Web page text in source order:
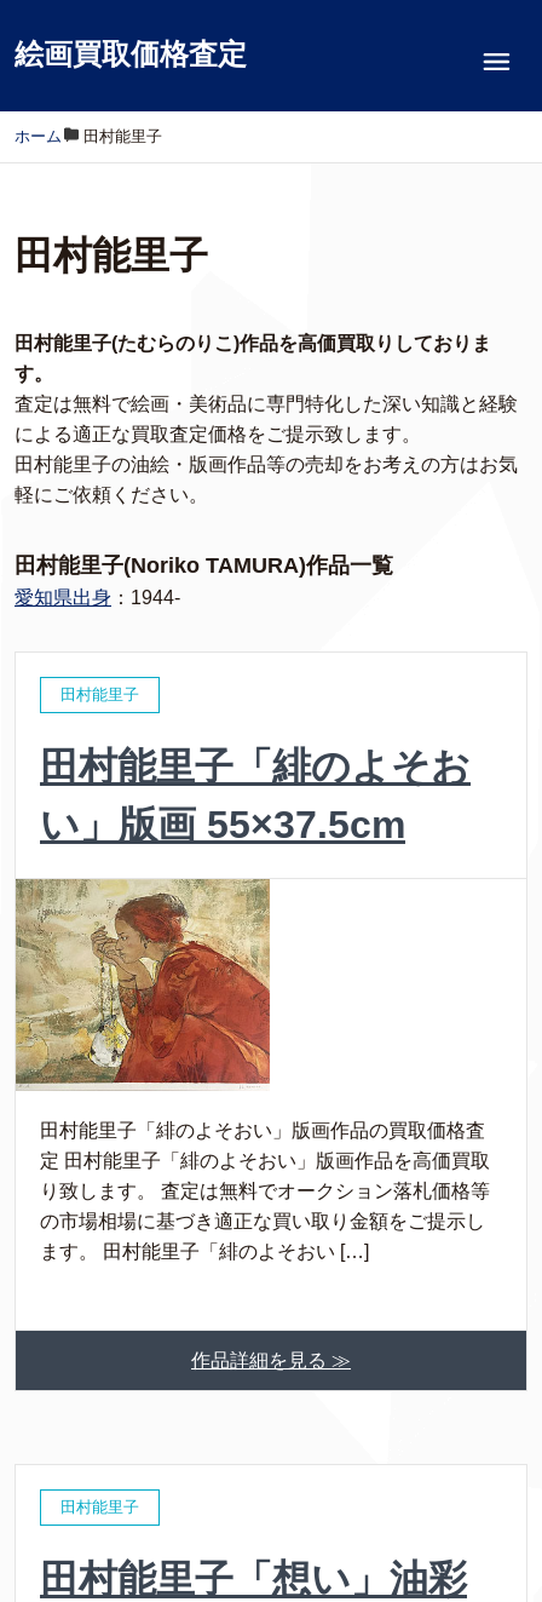
絵画買取価格査定
ホーム / 田村能里子
田村能里子
田村能里子(たむらのりこ)作品を高価買取りしておりま
す。
査定は無料で絵画・美術品に専門特化した深い知識と経験
による適正な買取査定価格をご提示致します。
田村能里子の油絵・版画作品等の売却をお考えの方はお気
軽にご依頼ください。
田村能里子(Noriko TAMURA)作品一覧
愛知県出身 ：1944-
田村能里子
田村能里子「緋のよそお
い」版画 55×37.5cm
田村能里子「緋のよそおい」版画作品の買取価格査
定 田村能里子「緋のよそおい」版画作品を高価買取
り致します。 査定は無料でオークション落札価格等
の市場相場に基づき適正な買い取り金額をご提示し
ます。 田村能里子「緋のよそおい […]
作品詳細を見る ≫
田村能里子
田村能里子「想い」油彩